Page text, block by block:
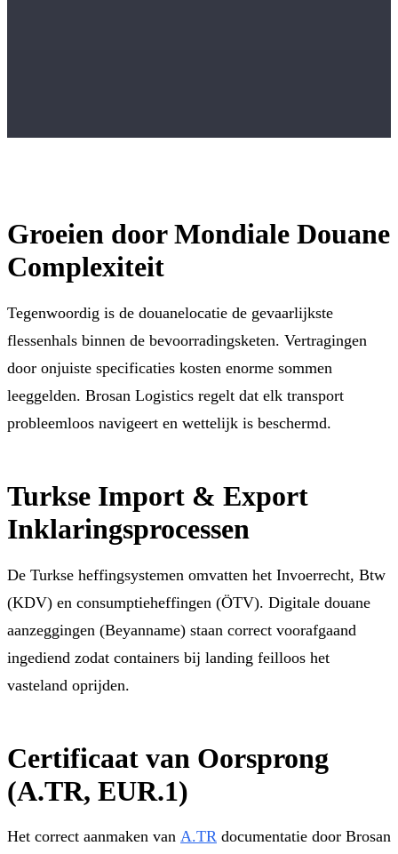
Groeien door Mondiale Douane
Complexiteit
Tegenwoordig is de douanelocatie de gevaarlijkste
flessenhals binnen de bevoorradingsketen. Vertragingen
door onjuiste specificaties kosten enorme sommen
leeggelden. Brosan Logistics regelt dat elk transport
probleemloos navigeert en wettelijk is beschermd.
Turkse Import & Export
Inklaringsprocessen
De Turkse heffingsystemen omvatten het Invoerrecht, Btw
(KDV) en consumptieheffingen (ÖTV). Digitale douane
aanzeggingen (Beyanname) staan correct voorafgaand
ingediend zodat containers bij landing feilloos het
vasteland oprijden.
Certificaat van Oorsprong
(A.TR, EUR.1)
Het correct aanmaken van A.TR documentatie door Brosan